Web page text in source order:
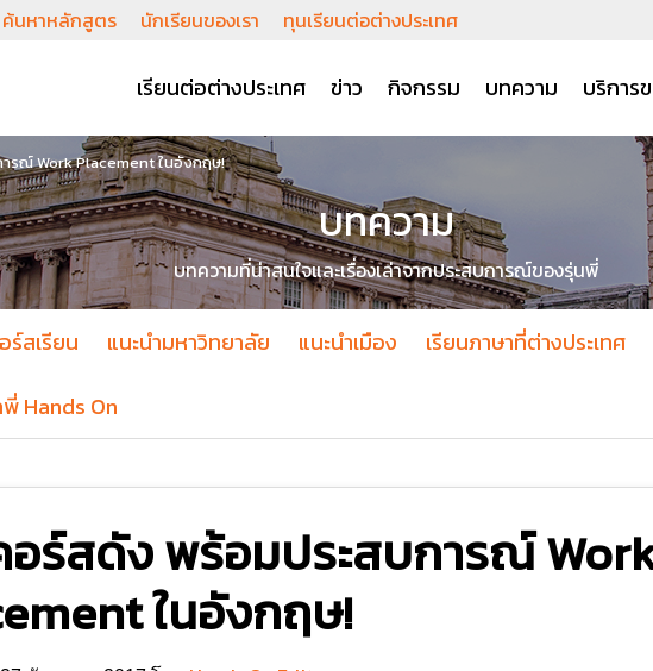
ค้นหาหลักสูตร นักเรียนของเรา ทุนเรียนต่อต่างประเทศ
เรียนต่อต่างประเทศ ข่าว กิจกรรม บทความ บริการ
รณ์ Work Placement ในอังกฤษ!
บทความ
บทความที่น่าสนใจและเรื่องเล่าจากประสบการณ์ของรุ่นพี่
ร์สเรียน แนะนำมหาวิทยาลัย แนะนำเมือง เรียนภาษาที่ต่างประเทศ
พี่ Hands On
อร์สดัง พร้อมประสบการณ์
ในอังกฤษ!